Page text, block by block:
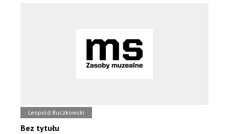
Leopold Buczkowski
Bez tytułu